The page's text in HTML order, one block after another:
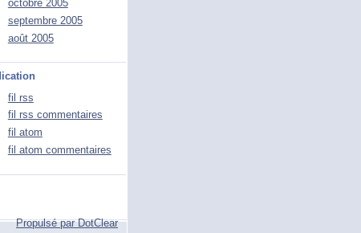
octobre 2005
septembre 2005
août 2005
fil rss
fil rss commentaires
fil atom
fil atom commentaires
Propulsé par DotClear